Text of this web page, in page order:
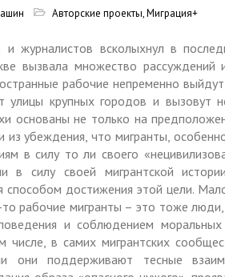
Авторские проекты,Миграция+
и журналистов всколыхнул в
вызвала множество рассуждений
рабочие непременно
улицы крупных городов и вызовут
основаны не только на
из убеждения, что мигранты,
в силу то ли своего
в силу своей мигрантской
способом достижения этой цели.
рабочие мигранты – это тоже
и соблюдением
числе, в самих мигрантских
поддерживают тесные